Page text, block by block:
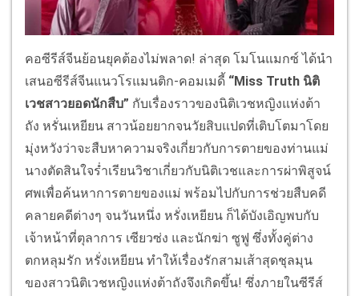
คอซีรีส์จีนย้อนยุคต้องไม่พลาด! ล่าสุด โมโนแมกซ์ ได้นำ
เสนอซีรีส์จีนแนวโรแมนติก-คอมเมดี้ “Miss Truth นิติ
เวชสาวยอดนักสืบ” กับเรื่องราวของนิติเวชหญิงแห่งต้า
ถัง หรั่นเหยียน สาวน้อยยากจนวัยสิบแปดที่เติบโตมาโดย
มุ่งหวังว่าจะสืบหาความจริงเกี่ยวกับการตายของท่านแม่
นางตัดสินใจร่ำเรียนวิชาเกี่ยวกับนิติเวชและการผ่าพิสูจน์
ศพเพื่อค้นหาการตายของแม่ พร้อมไปกับการช่วยสืบคดี
คลายคดีต่างๆ จนวันหนึ่ง หรั่งเหยียน ก็ได้บังเอิญพบกับ
เจ้าหน้าที่ตุลาการ เซียวซ่ง และนักฆ่า ซูฟู ซึ่งทั้งคู่ต่าง
ตกหลุมรัก หรั่งเหยียน ทำให้เรื่องรักสามเส้าสุดชุลมุน
ของสาวนิติเวชหญิงแห่งต้าถังจึงเกิดขึ้น! ซึ่งภายในซีรีส์